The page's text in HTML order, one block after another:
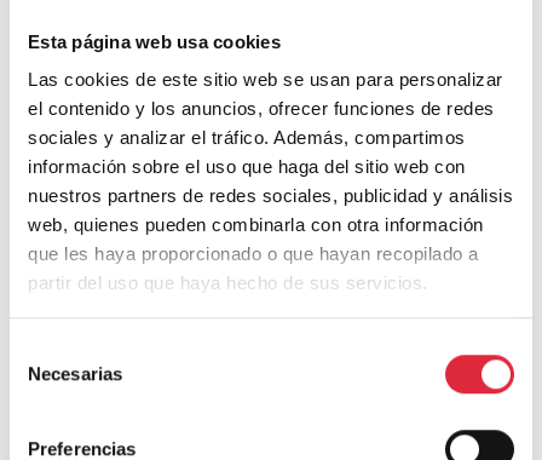
Esta página web usa cookies
Las cookies de este sitio web se usan para personalizar
el contenido y los anuncios, ofrecer funciones de redes
sociales y analizar el tráfico. Además, compartimos
información sobre el uso que haga del sitio web con
nuestros partners de redes sociales, publicidad y análisis
web, quienes pueden combinarla con otra información
que les haya proporcionado o que hayan recopilado a
partir del uso que haya hecho de sus servicios.
Necesarias
Preferencias
Instagram